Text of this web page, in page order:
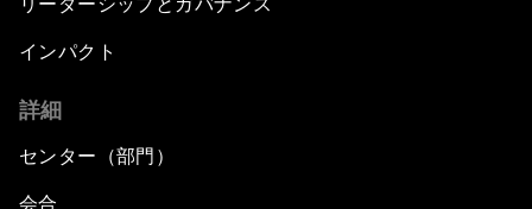
インパクト
詳細
センター（部門）
会合